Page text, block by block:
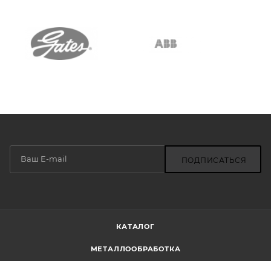
ПОДПИСАТЬСЯ
КАТАЛОГ
МЕТАЛЛООБРАБОТКА